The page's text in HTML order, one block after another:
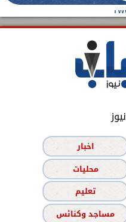
اخبار
محليات
تعليم
مساجد وكنائس